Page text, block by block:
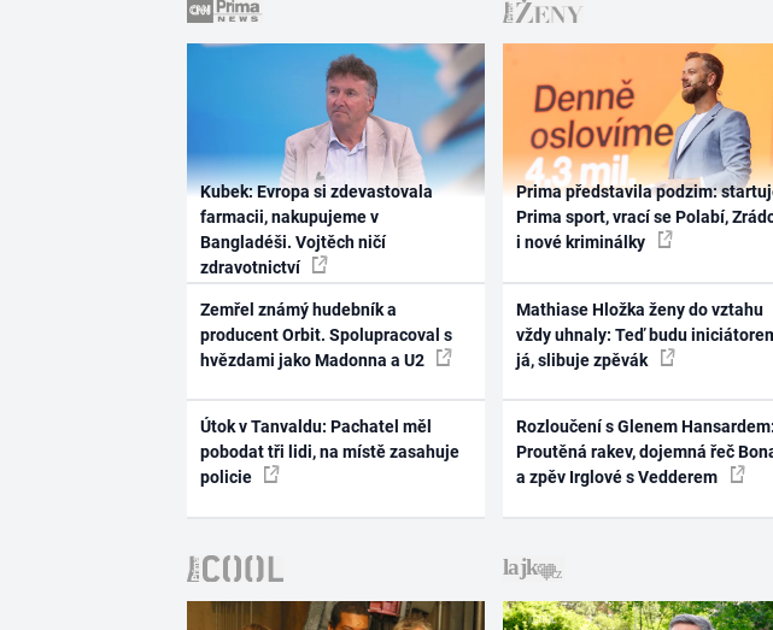
Kubek: Evropa si zdevastovala
farmacii, nakupujeme v
Bangladéši. Vojtěch ničí
zdravotnictví
Zemřel známý hudebník a
producent Orbit. Spolupracoval s
hvězdami jako Madonna a U2
Útok v Tanvaldu: Pachatel měl
pobodat tři lidi, na místě zasahuje
policie
Prima představila podzim:
Prima sport, vrací se Polabí,
i nové kriminálky
Mathiase Hložka ženy do vztahu
vždy uhnaly: Teď budu
já, slibuje zpěvák
Rozloučení s Glenem Hansardem:
Proutěná rakev, dojemná řeč
a zpěv Irglové s Vedderem